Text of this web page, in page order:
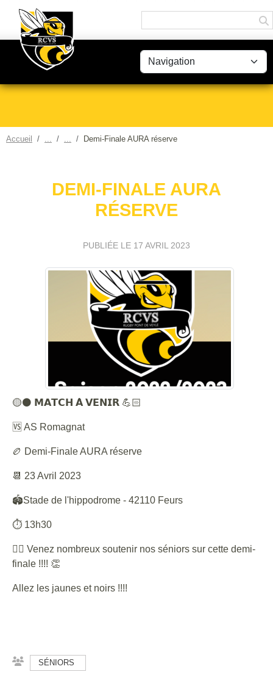
Accueil Demi-Finale AURA réserve
DEMI-FINALE AURA
RÉSERVE
PUBLIÉE LE 17 AVRIL 2023
🟡⚫️ 𝗠𝗔𝗧𝗖𝗛 𝗔̀ 𝗩𝗘𝗡𝗜𝗥 💪🏻
🆚 AS Romagnat
🏉 Demi-Finale AURA réserve
📆 23 Avril 2023
🏟Stade de l'hippodrome - 42110 Feurs
⏱ 13h30
👉🏻 Venez nombreux soutenir nos séniors sur cette demi-
finale !!!! 👏
Allez les jaunes et noirs !!!!
SÉNIORS
Panneau de gestion des cookies